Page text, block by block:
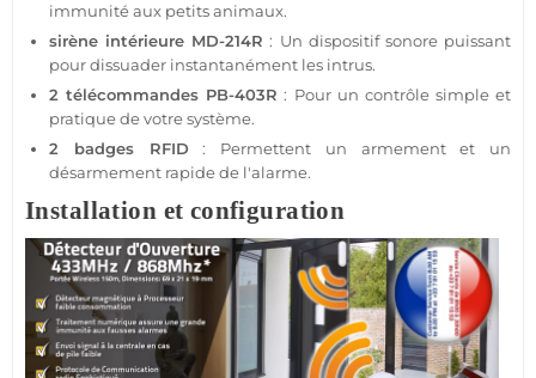
immunité aux petits animaux.
sirène intérieure MD-214R : Un dispositif sonore puissant
pour dissuader instantanément les intrus.
2 télécommandes PB-403R : Pour un contrôle simple et
pratique de votresystème.
2 badges RFID : Permettent un armement et un
désarmement rapide de l'alarme.
Installation et configuration